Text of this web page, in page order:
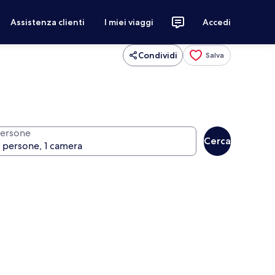
Assistenza clienti I miei viaggi Accedi
Condividi Salva
Cerca